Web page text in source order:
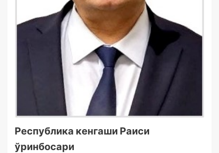
Республика кенгаши Раиси
ўринбосари